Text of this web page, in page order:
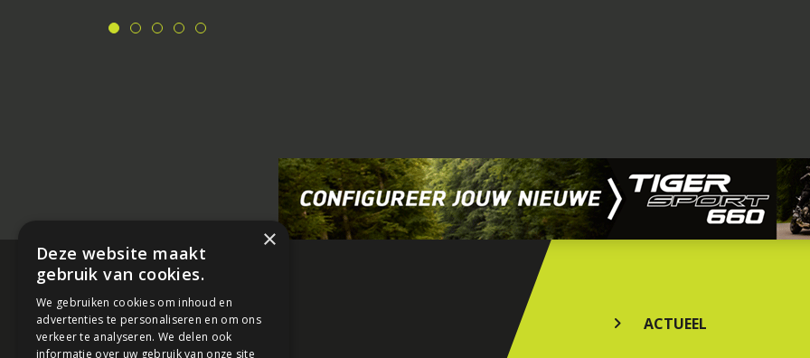
ACTUEEL
×
Deze website maakt
gebruik van cookies.
We gebruiken cookies om inhoud en
advertenties te personaliseren en om ons
verkeer te analyseren. We delen ook
informatie over uw gebruik van onze site